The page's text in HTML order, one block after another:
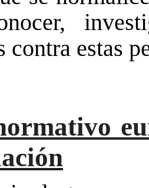
contra estas